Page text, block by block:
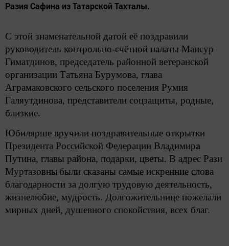
Разия Сафина из Татарской Тахталы.
С этой знаменательной датой её поздравили
руководитель контрольно-счётной палаты Мансур
Гиматдинов, председатель районной ветеранской
организации Татьяна Бурумова, глава
Аграмаковского сельского поселения Румия
Галяутдинова, представители соцзащиты, родные,
близкие.
Юбилярше вручили поздравительные открытки
Президента Российской Федерации Владимира
Путина, главы района, подарки, цветы. В адрес Рази
Муртазовны были сказаны самые искренние слова
благодарности за долгую трудовую деятельность,
жизнелюбие, мудрость. Долгожительнице пожелали
мирных дней, душевного спокойствия, всех благ.